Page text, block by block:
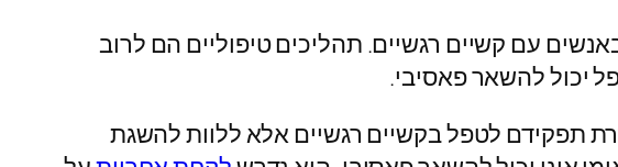
עם קשיים רגשיים. תהליכים טיפוליים הם לרוב
יכול להשאר פאסיבי.
תפקידם לטפל בקשיים רגשיים אלא ללוות להשגת